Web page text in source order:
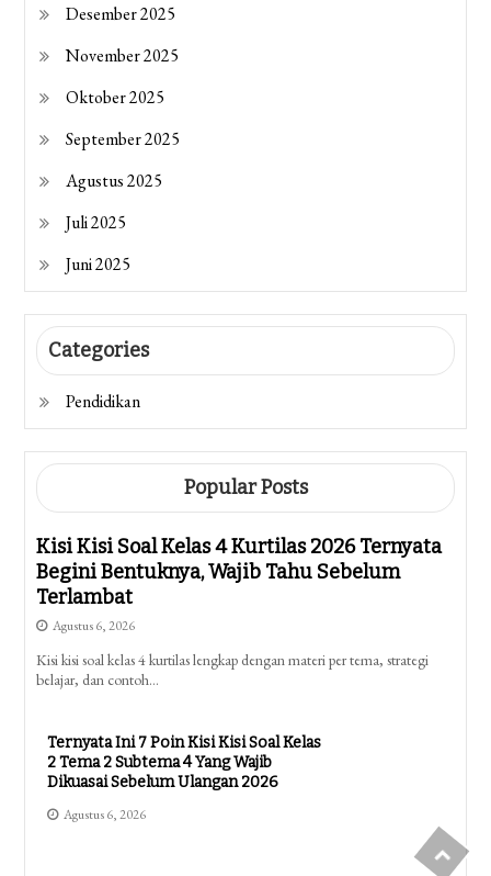
Desember 2025
November 2025
Oktober 2025
September 2025
Agustus 2025
Juli 2025
Juni 2025
Categories
Pendidikan
Popular Posts
Kisi Kisi Soal Kelas 4 Kurtilas 2026 Ternyata
Begini Bentuknya, Wajib Tahu Sebelum
Terlambat
Agustus 6, 2026
Kisi kisi soal kelas 4 kurtilas lengkap dengan materi per tema, strategi
belajar, dan contoh…
Ternyata Ini 7 Poin Kisi Kisi Soal Kelas
2 Tema 2 Subtema 4 Yang Wajib
Dikuasai Sebelum Ulangan 2026
Agustus 6, 2026